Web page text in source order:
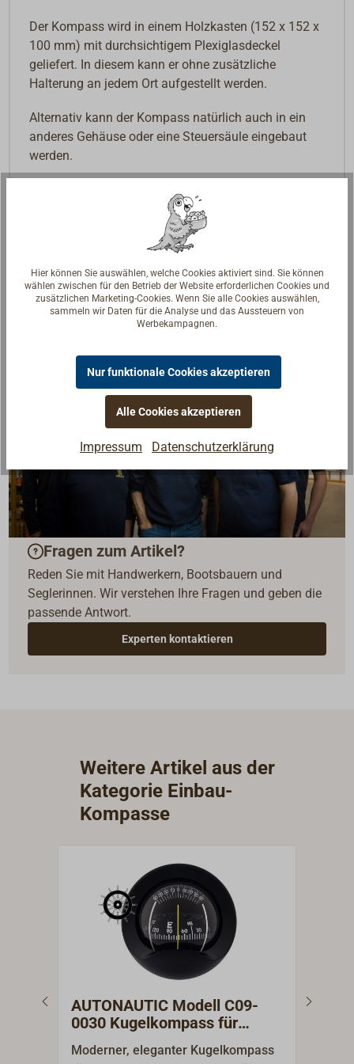
Der Kompass wird in einem Holzkasten (152 x 152 x
100 mm) mit durchsichtigem Plexiglasdeckel
geliefert. In diesem kann er ohne zusätzliche
Halterung an jedem Ort aufgestellt werden.
Alternativ kann der Kompass natürlich auch in ein
anderes Gehäuse oder eine Steuersäule eingebaut
werden.
Plastimo DORIS Compass Declaration of
Fragen zum Artikel?
Reden Sie mit Handwerkern, Bootsbauern und
Seglerinnen. Wir verstehen Ihre Fragen und geben die
passende Antwort.
Experten kontaktieren
Weitere Artikel aus der
Kategorie Einbau-
Kompasse
AUTONAUTIC Modell C09-
0030 Kugelkompass für
Moderner, eleganter Kugelkompass
Hier können Sie auswählen, welche Cookies aktiviert sind. Sie können
wählen zwischen für den Betrieb der Website erforderlichen Cookies und
zusätzlichen Marketing-Cookies. Wenn Sie alle Cookies auswählen,
sammeln wir Daten für die Analyse und das Aussteuern von
Werbekampagnen.
Nur funktionale Cookies akzeptieren
Alle Cookies akzeptieren
Impressum Datenschutzerklärung